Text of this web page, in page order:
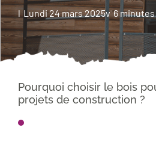
Lundi 24 mars 2025 6
Pourquoi choisir le bois
projets de construction ?